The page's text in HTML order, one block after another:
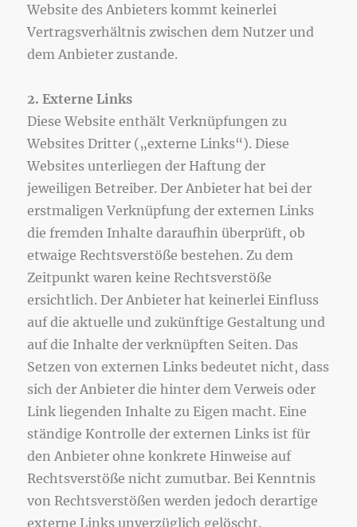
Website des Anbieters kommt keinerlei
Vertragsverhältnis zwischen dem Nutzer und
dem Anbieter zustande.
2. Externe Links
Diese Website enthält Verknüpfungen zu
Websites Dritter („externe Links“). Diese
Websites unterliegen der Haftung der
jeweiligen Betreiber. Der Anbieter hat bei der
erstmaligen Verknüpfung der externen Links
die fremden Inhalte daraufhin überprüft, ob
etwaige Rechtsverstöße bestehen. Zu dem
Zeitpunkt waren keine Rechtsverstöße
ersichtlich. Der Anbieter hat keinerlei Einfluss
auf die aktuelle und zukünftige Gestaltung und
auf die Inhalte der verknüpften Seiten. Das
Setzen von externen Links bedeutet nicht, dass
sich der Anbieter die hinter dem Verweis oder
Link liegenden Inhalte zu Eigen macht. Eine
ständige Kontrolle der externen Links ist für
den Anbieter ohne konkrete Hinweise auf
Rechtsverstöße nicht zumutbar. Bei Kenntnis
von Rechtsverstößen werden jedoch derartige
externe Links unverzüglich gelöscht.